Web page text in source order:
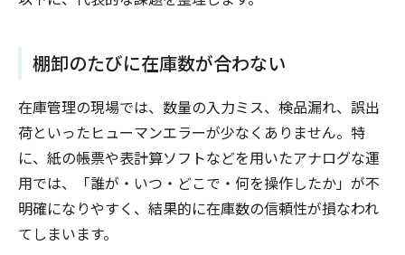
棚卸のたびに在庫数が合わない
在庫管理の現場では、数量の入力ミス、検品漏れ、誤出
荷といったヒューマンエラーが少なくありません。特
に、紙の帳票や表計算ソフトなどを用いたアナログな運
用では、「誰が・いつ・どこで・何を操作したか」が不
明確になりやすく、結果的に在庫数の信頼性が損なわれ
てしまいます。